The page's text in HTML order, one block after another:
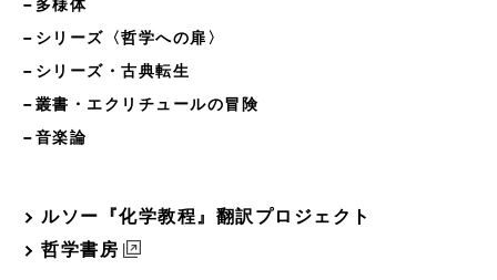
−多様体
−シリーズ〈哲学への扉〉
−シリーズ・古典転生
−叢書・エクリチュールの冒険
−音楽論
ルソー『化学教程』翻訳プロジェクト
哲学書房